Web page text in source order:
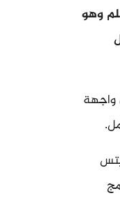
وهو
واجهة